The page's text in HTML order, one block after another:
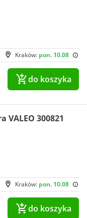
Kraków: pon. 10.08
do koszyka
300821
Kraków: pon. 10.08
do koszyka